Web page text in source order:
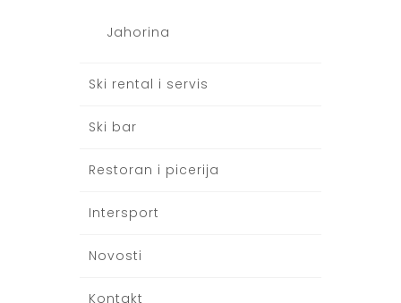
Jahorina
Ski rental i servis
Ski bar
Restoran i picerija
Intersport
Novosti
Kontakt